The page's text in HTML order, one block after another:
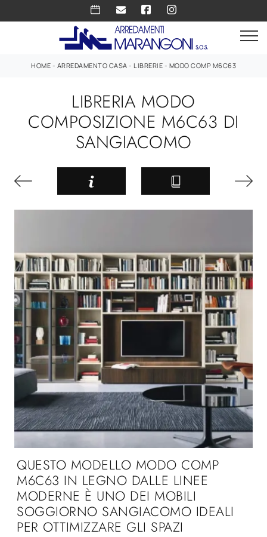
HOME - ARREDAMENTO CASA - LIBRERIE - MODO COMP M6C63
LIBRERIA MODO
COMPOSIZIONE M6C63 DI
SANGIACOMO
QUESTO MODELLO MODO COMP
M6C63 IN LEGNO DALLE LINEE
MODERNE È UNO DEI MOBILI
SOGGIORNO SANGIACOMO IDEALI
PER OTTIMIZZARE GLI SPAZI